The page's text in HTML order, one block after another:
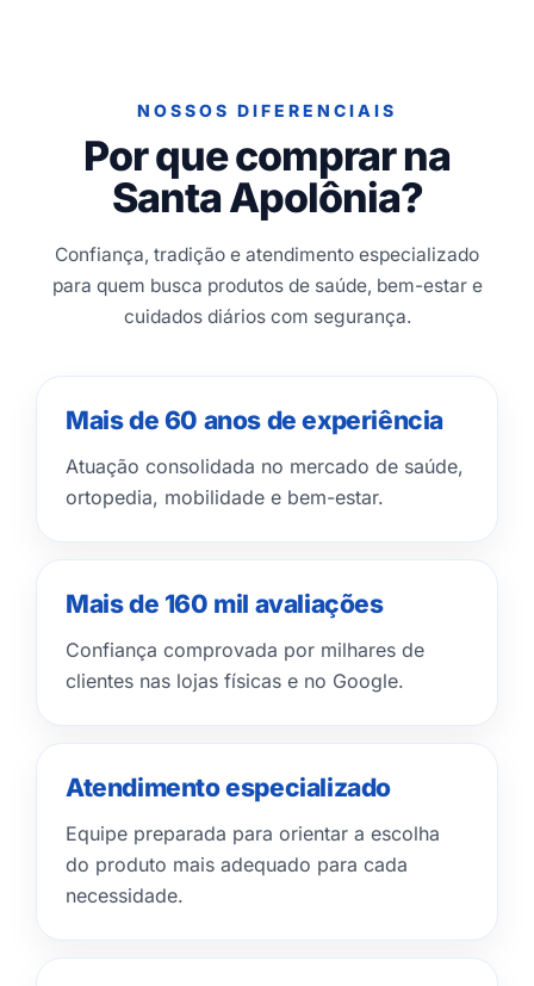
NOSSOS DIFERENCIAIS
Por que comprar na
Santa Apolônia?
Confiança, tradição e atendimento especializado
para quem busca produtos de saúde, bem-estar e
cuidados diários com segurança.
Mais de 60 anos de experiência
Atuação consolidada no mercado de saúde,
ortopedia, mobilidade e bem-estar.
Mais de 160 mil avaliações
Confiança comprovada por milhares de
clientes nas lojas físicas e no Google.
Atendimento especializado
Equipe preparada para orientar a escolha
do produto mais adequado para cada
necessidade.